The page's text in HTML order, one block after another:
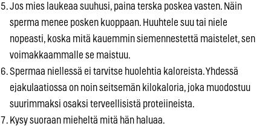
Jos mies laukeaa suuhusi, paina terska poskea vasten. Näin
sperma menee posken kuoppaan. Huuhtele suu tai niele
nopeasti, koska mitä kauemmin siemennestettä maistelet, sen
voimakkaammalle se maistuu.
Spermaa niellessä ei tarvitse huolehtia kaloreista. Yhdessä
ejakulaatiossa on noin seitsemän kilokaloria, joka muodostuu
suurimmaksi osaksi terveellisistä proteiineista.
Kysy suoraan mieheltä mitä hän haluaa.